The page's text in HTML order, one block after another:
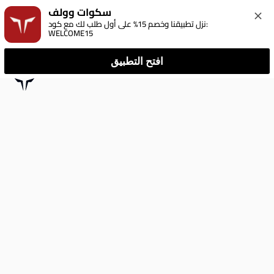
سكوات وولف
نزل تطبيقنا وخصم 15% على أول طلب لك مع كود:
WELCOME15
افتح التطبيق